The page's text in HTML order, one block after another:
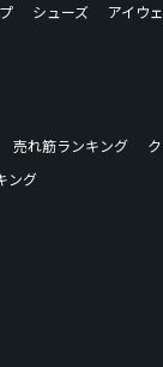
シューズ アイウ
売れ筋ランキング
ング